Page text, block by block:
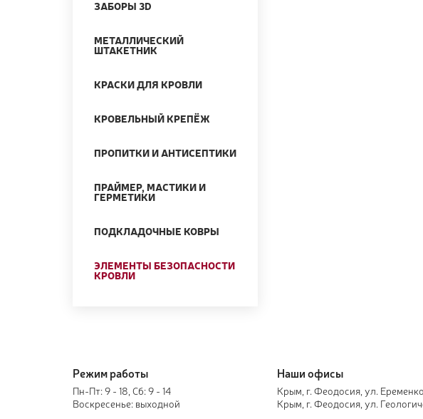
ЗАБОРЫ 3D
МЕТАЛЛИЧЕСКИЙ
ШТАКЕТНИК
КРАСКИ ДЛЯ КРОВЛИ
КРОВЕЛЬНЫЙ КРЕПЁЖ
ПРОПИТКИ И АНТИСЕПТИКИ
ПРАЙМЕР, МАСТИКИ И
ГЕРМЕТИКИ
ПОДКЛАДОЧНЫЕ КОВРЫ
ЭЛЕМЕНТЫ БЕЗОПАСНОСТИ
КРОВЛИ
Режим работы
Пн-Пт: 9 - 18, Сб: 9 - 14
Воскресенье: выходной
Наши офисы
Крым, г. Феодосия, ул. Еременко
Крым, г. Феодосия, ул.